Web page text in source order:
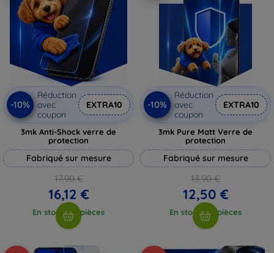
-10%
Réduction
avec
coupon
EXTRA10
3mk Anti-Shock verre de
protection
Fabriqué sur mesure
17,90 €
16,12 €
En stock > 5 pièces
-10%
Réduction
avec
coupon
EXTRA10
3mk Pure Matt Verre de
protection
Fabriqué sur mesure
13,90 €
12,50 €
En stock > 5 pièces